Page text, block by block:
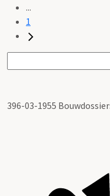
...
1
396-03-1955